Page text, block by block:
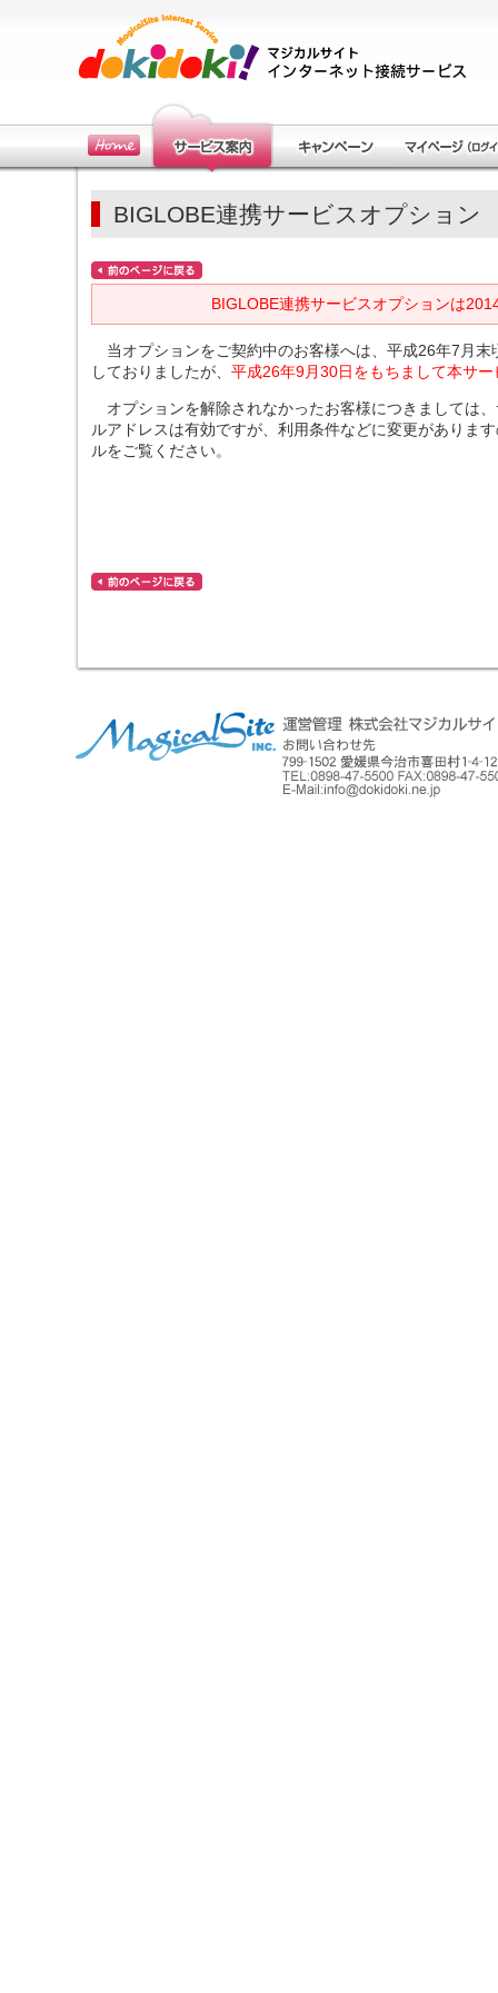
BIGLOBE連携サービスオプション
BIGLOBE連携サービスオプションは
当オプションをご契約中のお客様へは、平成26年7月末
しておりましたが、 平成26年9月30日をもちまして本サー
オプションを解除されなかったお客様につきましては
ルアドレスは有効ですが、利用条件などに変更がありま
ルをご覧ください。